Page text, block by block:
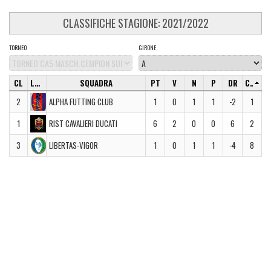
CLASSIFICHE STAGIONE: 2021/2022
TORNEO GIRONE
CL LOGO SQUADRA PT V N P DR
CD
2
ALPHA FUTTING CLUB 1 0 1 1 -2
1
1
RIST CAVALIERI DUCATI 6 2 0 0 6
2
3
LIBERTAS-VIGOR 1 0 1 1 -4 8